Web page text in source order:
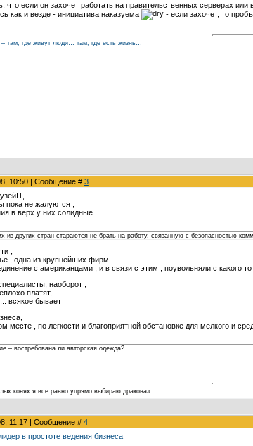
что если он захочет работать на правительственных серверах
как и везде - инициатива наказуема
- если захочет, то
там, где живут люди… там, где есть жизнь…
10:50 | Сообщение # 3
пока не жалуются ,
в верх у них солидные .
из других стран стараются не брать на работу, связанную с безопасностью
,
, одна из крупнейших фирм
с американцами , и в связи с этим , поувольняли с какого
наоборот ,
платят,
всякое бывает
месте , по легкости и благоприятной обстановке для мелкого и
– востребована ли авторская одежда?
конях я все равно упрямо выбираю дракона»
11:17 | Сообщение # 4
в простоте ведения бизнеса